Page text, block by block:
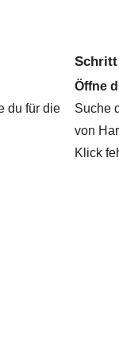
du für die
Schritt
Öffne
Suche
von
Klick